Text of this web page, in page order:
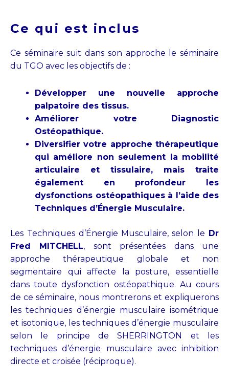
Ce qui est inclus
Ce séminaire suit dans son approche le séminaire
du TGO avec les objectifs de :
Développer une nouvelle approche
palpatoire des tissus.
Améliorer votre Diagnostic
Ostéopathique.
Diversifier votre approche thérapeutique
qui améliore non seulement la mobilité
articulaire et tissulaire, mais traite
également en profondeur les
dysfonctions ostéopathiques à l’aide des
Techniques d’Énergie Musculaire.
Les Techniques d’Énergie Musculaire, selon le Dr
Fred MITCHELL, sont présentées dans une
approche thérapeutique globale et non
segmentaire qui affecte la posture, essentielle
dans toute dysfonction ostéopathique. Au cours
de ce séminaire, nous montrerons et expliquerons
les techniques d’énergie musculaire isométrique
et isotonique, les techniques d’énergie musculaire
selon le principe de SHERRINGTON et les
techniques d’énergie musculaire avec inhibition
directe et croisée (réciproque).